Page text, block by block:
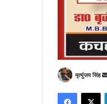
मृत्युंजय सिंह
Facebook
X